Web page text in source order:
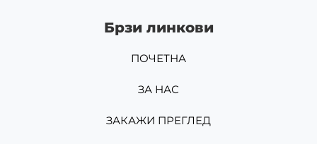
Брзи линкови
ПОЧЕТНА
ЗА НАС
ЗАКАЖИ ПРЕГЛЕД